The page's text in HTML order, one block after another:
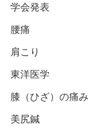
学会発表
腰痛
肩こり
東洋医学
膝（ひざ）の痛み
美尻鍼